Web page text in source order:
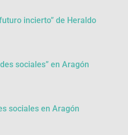
incierto” de Heraldo
sociales” en Aragón
sociales en Aragón